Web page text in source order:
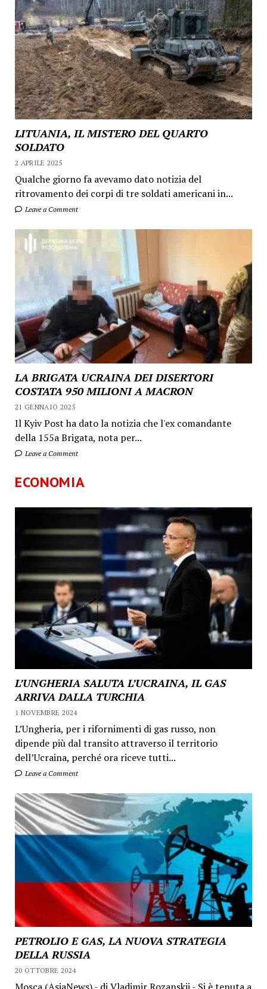
LITUANIA, IL MISTERO DEL QUARTO
SOLDATO
2 APRILE 2025
Qualche giorno fa avevamo dato notizia del
ritrovamento dei corpi di tre soldati americani in...
Leave a Comment
LA BRIGATA UCRAINA DEI DISERTORI
COSTATA 950 MILIONI A MACRON
21 GENNAIO 2025
Il Kyiv Post ha dato la notizia che l'ex comandante
della 155a Brigata, nota per...
Leave a Comment
ECONOMIA
L’UNGHERIA SALUTA L’UCRAINA, IL GAS
ARRIVA DALLA TURCHIA
1 NOVEMBRE 2024
L’Ungheria, per i rifornimenti di gas russo, non
dipende più dal transito attraverso il territorio
dell’Ucraina, perché ora riceve tutti...
Leave a Comment
PETROLIO E GAS, LA NUOVA STRATEGIA
DELLA RUSSIA
20 OTTOBRE 2024